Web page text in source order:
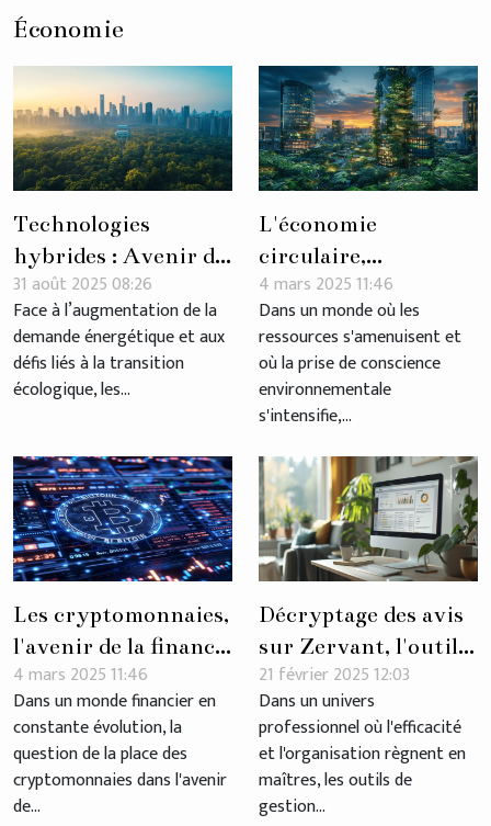
Économie
Technologies
hybrides : Avenir de
la gestion
énergétique durable
?
31 août 2025 08:26
Face à l’augmentation de la
demande énergétique et aux
défis liés à la transition
écologique, les...
L'économie
circulaire,
l'entreprise de
demain?
4 mars 2025 11:46
Dans un monde où les
ressources s'amenuisent et
où la prise de conscience
environnementale
s'intensifie,...
Les cryptomonnaies,
l'avenir de la finance
mondiale?
4 mars 2025 11:46
Dans un monde financier en
constante évolution, la
question de la place des
cryptomonnaies dans l'avenir
de...
Décryptage des avis
sur Zervant, l'outil
de gestion en ligne
21 février 2025 12:03
Dans un univers
professionnel où l'efficacité
et l'organisation règnent en
maîtres, les outils de
gestion...